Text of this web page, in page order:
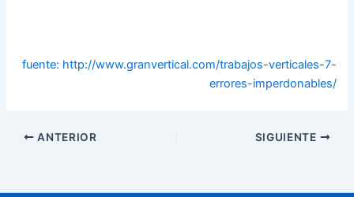
fuente: http://www.granvertical.com/trabajos-verticales-7-
errores-imperdonables/
ANTERIOR SIGUIENTE